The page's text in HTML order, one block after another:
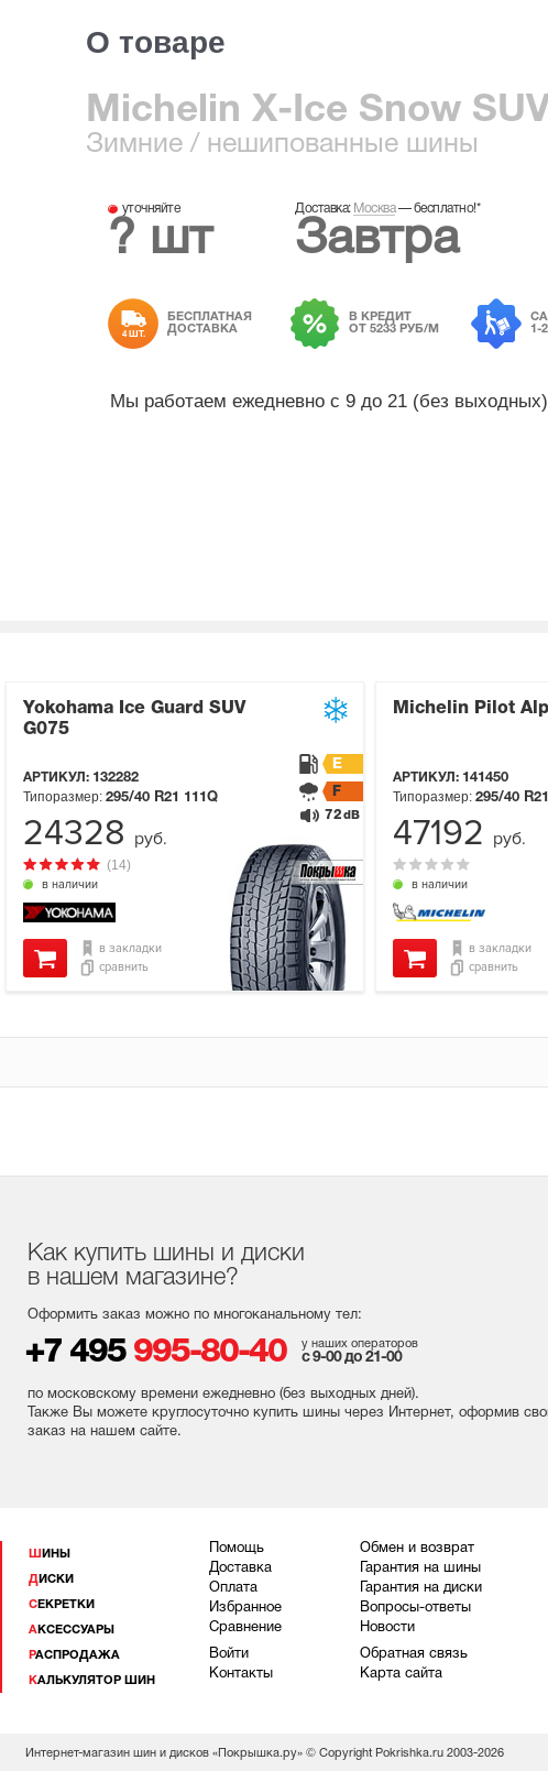
О товаре
Michelin X-Ice Snow
Зимние / нешипованные шины
уточняйте
? шт
Доставка: Москва—бесплатно!*
Завтра
4 ШТ.
БЕСПЛАТНАЯ
ДОСТАВКА
В КРЕДИТ
ОТ 5233 РУБ/М
1-
Мы работаем ежедневно с 9 до 21 (без выходных)
Yokohama Ice Guard SUV
G075
АРТИКУЛ: 132282
в наличии
(14)
Типоразмер: 295/40 R21 111Q
E
F
72 dB
в закладки
сравнить
24328 руб.
Michelin Pilot
АРТИКУЛ: 141450
в наличии
Типоразмер: 295/40 R21
в закладки
сравнить
47192 руб.
Как купить шины и диски
в нашем магазине?
Оформить заказ можно по многоканальному тел:
+7 495 995-80-40 у наших операторов
с 9-00 до 21-00
по московскому времени ежедневно (без выходных дней).
Также Вы можете круглосуточно купить шины через Интернет, оформив
заказ на нашем сайте.
ШИНЫ
ДИСКИ
СЕКРЕТКИ
АКСЕССУАРЫ
РАСПРОДАЖА
КАЛЬКУЛЯТОР ШИН
Помощь
Доставка
Оплата
Избранное
Сравнение
Войти
Контакты
Обмен и возврат
Гарантия на шины
Гарантия на диски
Вопросы-ответы
Новости
Обратная связь
Карта сайта
Интернет-магазин шин и дисков «Покрышка.ру» © Copyright Pokrishka.ru 2003-2026